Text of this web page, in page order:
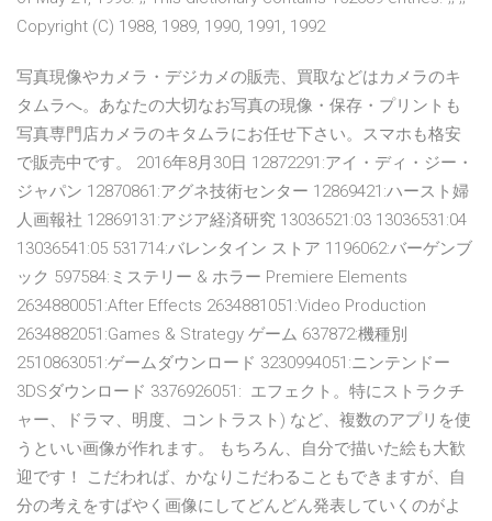
Copyright (C) 1988, 1989, 1990, 1991, 1992
写真現像やカメラ・デジカメの販売、買取などはカメラのキ
タムラへ。あなたの大切なお写真の現像・保存・プリントも
写真専門店カメラのキタムラにお任せ下さい。スマホも格安
で販売中です。 2016年8月30日 12872291:アイ・ディ・ジー・
ジャパン 12870861:アグネ技術センター 12869421:ハースト婦
人画報社 12869131:アジア経済研究 13036521:03 13036531:04
13036541:05 531714:バレンタイン ストア 1196062:バーゲンブ
ック 597584:ミステリー & ホラー Premiere Elements
2634880051:After Effects 2634881051:Video Production
2634882051:Games & Strategy ゲーム 637872:機種別
2510863051:ゲームダウンロード 3230994051:ニンテンドー
3DSダウンロード 3376926051: エフェクト。特にストラクチ
ャー、ドラマ、明度、コントラスト) など、複数のアプリを使
うといい画像が作れます。 もちろん、自分で描いた絵も大歓
迎です！ こだわれば、かなりこだわることもできますが、自
分の考えをすばやく画像にしてどんどん発表していくのがよ